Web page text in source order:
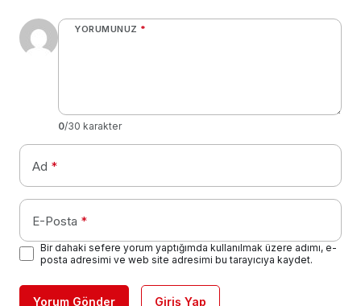
YORUMUNUZ *
0/30 karakter
Ad *
E-Posta *
Bir dahaki sefere yorum yaptığımda kullanılmak üzere adımı, e-
posta adresimi ve web site adresimi bu tarayıcıya kaydet.
Yorum Gönder Giriş Yap